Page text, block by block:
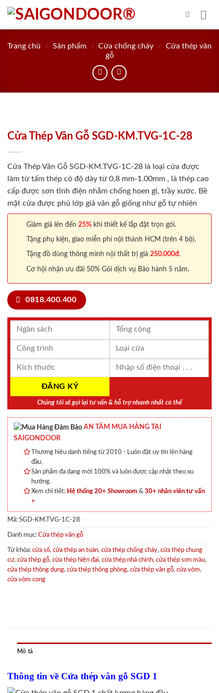
Skip
content
Trang chủ / Sản phẩm / Cửa chống cháy /
Cửa thép vân
gỗ
Cửa Thép Vân Gỗ SGD-KM.TVG-1C-28
Cửa Thép Vân Gỗ SGD-KM.TVG-1C-28 là loại cửa được
làm từ tấm thép có độ dày từ 0,8 mm-1.00mm , là thép cao
cấp được sơn tĩnh điện nhằm chống hoen gỉ, trầy xước. Bề
mặt cửa được phủ lớp giả vân gỗ giống như gỗ tự nhiên
Giảm giá lên đến 25% khi thiết kế lắp đặt trọn gói.
Tặng phụ kiện, giao miễn phí nội thành HCM (trên 4 bộ).
Tặng đồ dùng thông minh nội thất trị giá 250.000đ.
Cơ hội nhận ưu đãi 50% Gói dịch vụ Bảo hành 5 năm.
0818.400.400
Chúng tôi sẽ gọi lại tư vấn & hỗ trợ nhanh nhất có thể
AN TÂM MUA HÀNG TẠI
SAIGONDOOR
Thương hiệu danh tiếng từ 2010 - Luôn đặt uy tín lên hàng
đầu.
Sản phẩm đa dạng mới 100% và luôn được cập nhật theo xu
hướng.
Xem chi tiết: Hệ thống 20+ Showroom & 30+ nhân viên tư vấn
>
Mã: SGD-KM.TVG-1C-28
Danh mục: Cửa thép vân gỗ
Từ khóa: cửa sổ, cửa thép an toàn, cửa thép chống cháy, cửa thép chung
cư, cửa thép gỗ, cửa thép hiện đại, cửa thép nhà chính, cửa thép sơn màu,
cửa thép thông dụng, cửa thép thông phòng, cửa thép vân gỗ, cửa vòm,
cửa vòm cong
Mô tả
Thông tin về Cửa thép vân gỗ SGD 1